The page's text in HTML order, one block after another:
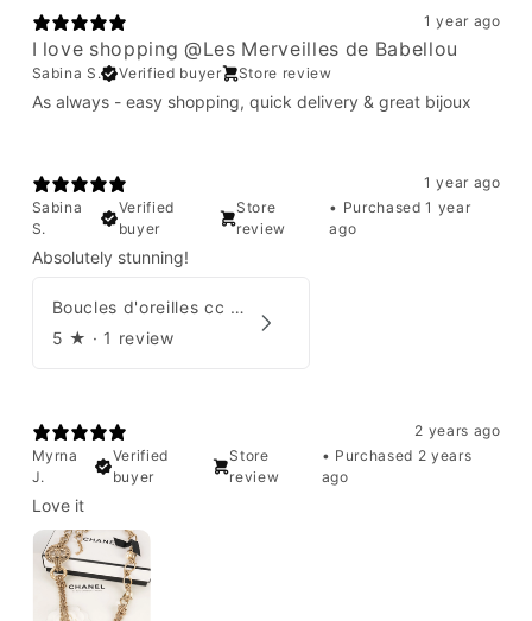
1 year ago
I love shopping @Les Merveilles de Babellou
Sabina S. Verified buyer Store review
As always - easy shopping, quick delivery & great bijoux
1 year ago
Sabina
S.
Verified
buyer
Store
review
• Purchased 1 year
ago
Absolutely stunning!
Boucles d'oreilles cc Chanel
5 ★ · 1 review
2 years ago
Myrna
J.
Verified
buyer
Store
review
• Purchased 2 years
ago
Love it